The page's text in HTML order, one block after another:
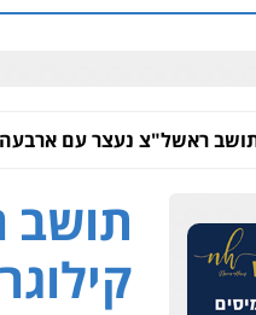
ראשל"צ נעצר עם ארבעה
תושב